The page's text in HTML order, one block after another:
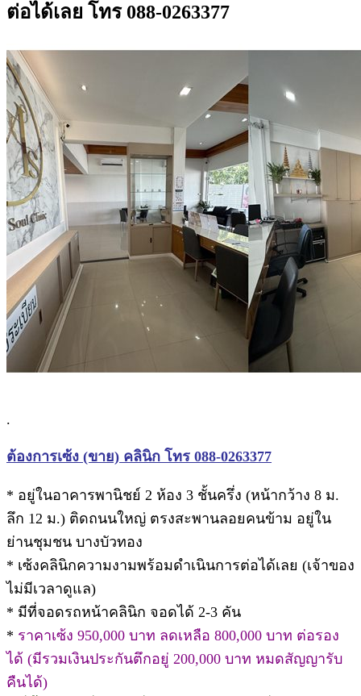
ต่อได้เลย โทร 088-0263377
.
ต้องการเซ้ง (ขาย) คลินิก โทร 088-0263377
* อยู่ในอาคารพานิชย์ 2 ห้อง 3 ชั้นครึ่ง (หน้ากว้าง 8 ม.
ลึก 12 ม.) ติดถนนใหญ่ ตรงสะพานลอยคนข้าม อยู่ใน
ย่านชุมชน บางบัวทอง
* เซ้งคลินิกความงามพร้อมดำเนินการต่อได้เลย (เจ้าของ
ไม่มีเวลาดูแล)
* มีที่จอดรถหน้าคลินิก จอดได้ 2-3 คัน
* ราคาเซ้ง 950,000 บาท ลดเหลือ 800,000 บาท ต่อรอง
ได้ (มีรวมเงินประกันตึกอยู่ 200,000 บาท หมดสัญญารับ
คืนได้)